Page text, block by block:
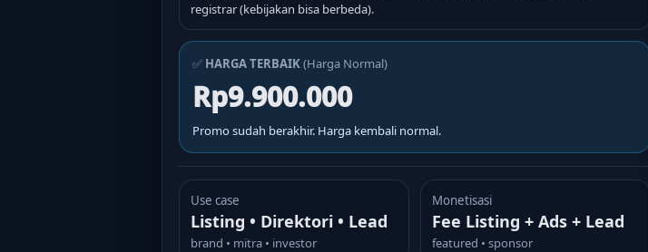
registrar (kebijakan bisa berbeda).
✅ HARGA TERBAIK(Harga Normal)
Rp9.900.000
Promo sudah berakhir. Harga kembali normal.
Use case
Listing • Direktori • Lead
brand • mitra • investor
Monetisasi
Fee Listing + Ads + Lead
featured • sponsor